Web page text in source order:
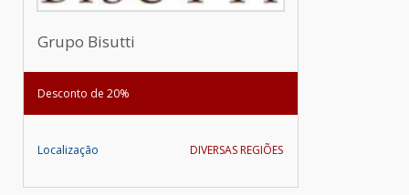
Grupo Bisutti
Desconto de 20%
Localização DIVERSAS REGIÕES